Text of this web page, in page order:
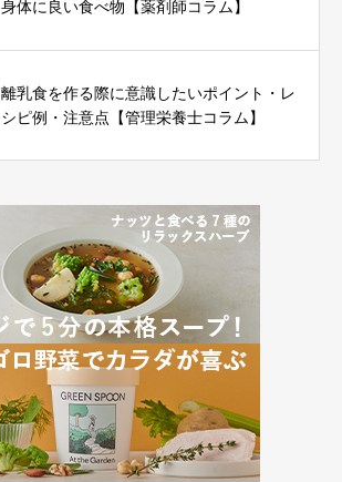
身体に良い食べ物【薬剤師コラム】
離乳食を作る際に意識したいポイント・レ
シピ例・注意点【管理栄養士コラム】